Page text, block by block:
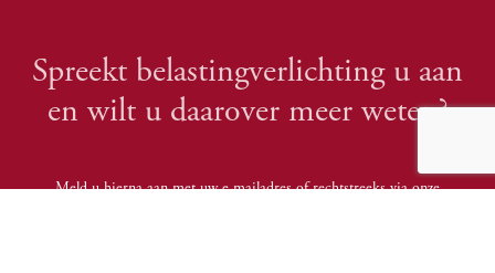
Spreekt belastingverlichting u aan
en wilt u daarover meer weten?
Meld u hierna aan met uw e-mailadres of rechtstreeks via onze